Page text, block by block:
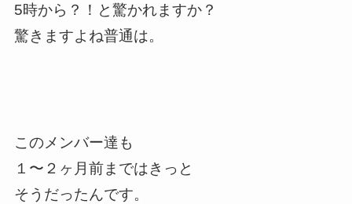
5時から？！と驚かれますか？
驚きますよね普通は。
このメンバー達も
１〜２ヶ月前まではきっと
そうだったんです。